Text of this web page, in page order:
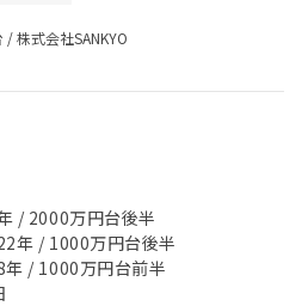
/株式会社SANKYO
/ 2000万円台後半
年 / 1000万円台後半
/ 1000万円台前半